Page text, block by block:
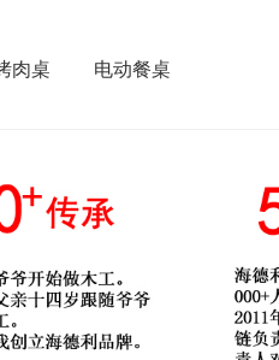
肉桌 电动餐桌